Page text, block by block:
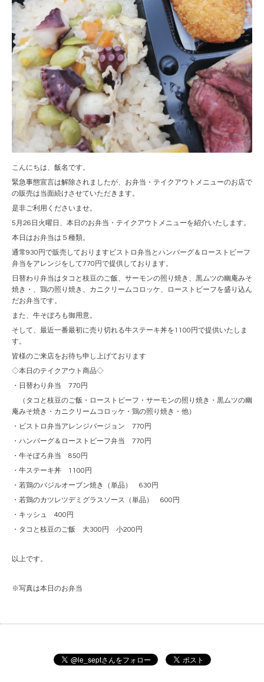
こんにちは、飯名です。
緊急事態宣言は解除されましたが、お弁当・テイクアウトメニューのお店で
の販売は当面続けさせていただきます。
是非ご利用くださいませ。
5月26日火曜日、本日のお弁当・テイクアウトメニューを紹介いたします。
本日はお弁当は５種類。
通常930円で販売しておりますビストロ弁当とハンバーグ＆ローストビーフ
弁当をアレンジをして770円で提供しております。
日替わり弁当はタコと枝豆のご飯、サーモンの照り焼き、黒ムツの幽庵みそ
焼き・、鶏の照り焼き、カニクリームコロッケ、ローストビーフを盛り込ん
だお弁当です。
また、牛そぼろも御用意。
そして、最近一番最初に売り切れる牛ステーキ丼を1100円で提供いたしま
す。
皆様のご来店をお待ち申し上げております
◇本日のテイクアウト商品◇
・日替わり弁当 770円
（タコと枝豆のご飯・ローストビーフ・サーモンの照り焼き・黒ムツの幽
庵みそ焼き・カニクリームコロッケ・鶏の照り焼き・他）
・ビストロ弁当アレンジバージョン 770円
・ハンバーグ＆ローストビーフ弁当 770円
・牛そぼろ弁当 850円
・牛ステーキ丼 1100円
・若鶏のバジルオーブン焼き（単品） 630円
・若鶏のカツレツデミグラスソース（単品） 600円
・キッシュ 400円
・タコと枝豆のご飯 大300円 小200円
以上です。
※写真は本日のお弁当